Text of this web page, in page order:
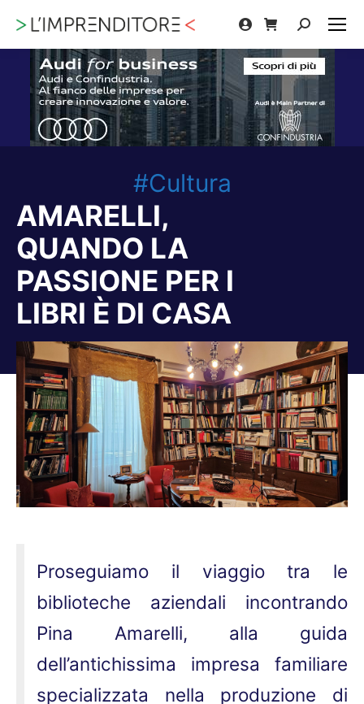
Cerca:
#Cultura
AMARELLI,
QUANDO LA
PASSIONE PER I
LIBRI È DI CASA
Tu sei qui:
Proseguiamo il viaggio tra le
biblioteche aziendali incontrando
Pina Amarelli, alla guida
dell’antichissima impresa familiare
specializzata nella produzione di